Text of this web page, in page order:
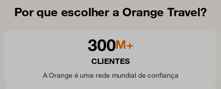
Por que escolher a Orange Travel?
300M+
CLIENTES
A Orange é uma rede mundial de confiança